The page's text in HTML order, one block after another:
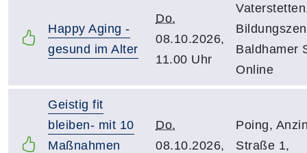
Happy Aging -
gesund im Alter
Do.
08.10.2026,
11.00 Uhr
Baldhamer
Online
Geistig fit
bleiben- mit 10
Maßnahmen
Do.
08.10.2026,
Poing,
Straße 1,